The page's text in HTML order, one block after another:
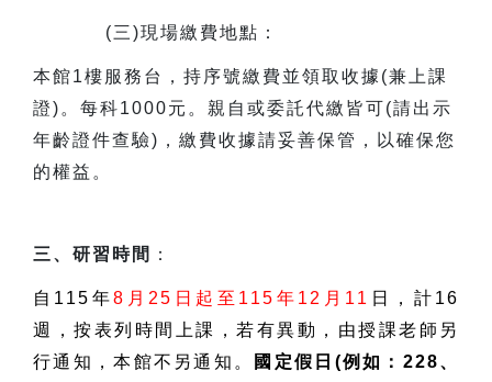
(三)現場繳費地點：
本館1樓服務台，持序號繳費並領取收據(兼上課
證)。每科1000元。親自或委託代繳皆可(請出示
年齡證件查驗)，繳費收據請妥善保管，以確保您
的權益。
三、研習時間 ：
自115年8月25日起至115年12月11 日，計16
週，按表列時間上課，若有異動，由授課老師另
行通知，本館不另通知。
國定假日(例如：228、